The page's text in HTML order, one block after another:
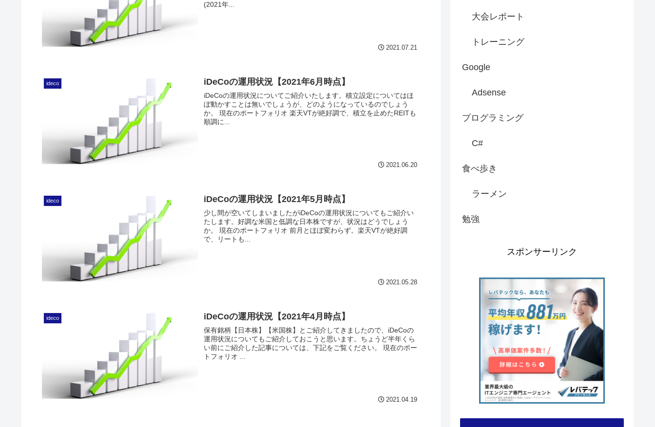
(2021年...
2021.07.21
ideco iDeCoの運用状況【2021年6月時点】
iDeCoの運用状況についてご紹介いたします。積立設定についてはほ
ぼ動かすことは無いでしょうが、どのようになっているのでしょう
か。 現在のポートフォリオ 楽天VTが絶好調で、積立を止めたREITも
順調に...
2021.06.20
ideco iDeCoの運用状況【2021年5月時点】
少し間が空いてしまいましたがiDeCoの運用状況についてもご紹介い
たします。好調な米国と低調な日本株ですが、状況はどうでしょう
か。 現在のポートフォリオ 前月とほぼ変わらず。楽天VTが絶好調
で、リートも...
2021.05.28
ideco iDeCoの運用状況【2021年4月時点】
保有銘柄【日本株】【米国株】とご紹介してきましたので、iDeCoの
運用状況についてもご紹介しておこうと思います。ちょうど半年くら
い前にご紹介した記事については、下記をご覧ください。 現在のポー
トフォリオ ...
2021.04.19
大会レポート
トレーニング
Google
Adsense
プログラミング
C#
食べ歩き
ラーメン
勉強
スポンサーリンク